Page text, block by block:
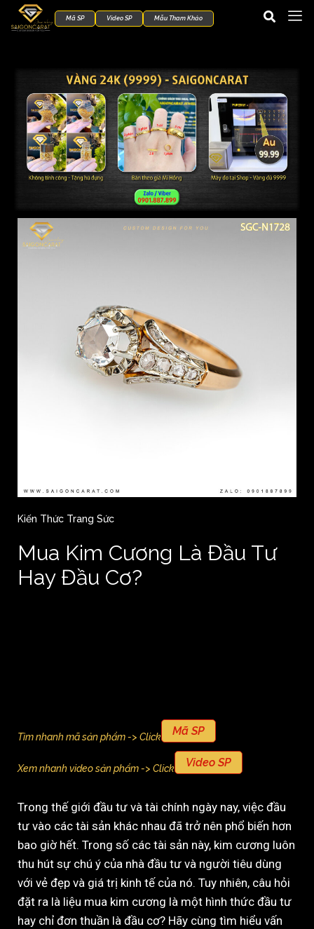
Mã SP Video SP Mẫu Tham Khảo
Kiến Thức Trang Sức
Mua Kim Cương Là Đầu Tư
Hay Đầu Cơ?
Tìm nhanh mã sản phẩm -> Click Mã SP
Xem nhanh video sản phẩm -> Click Video SP
Trong thế giới đầu tư và tài chính ngày nay, việc đầu
tư vào các tài sản khác nhau đã trở nên phổ biến hơn
bao giờ hết. Trong số các tài sản này, kim cương luôn
thu hút sự chú ý của nhà đầu tư và người tiêu dùng
với vẻ đẹp và giá trị kinh tế của nó. Tuy nhiên, câu hỏi
đặt ra là liệu mua kim cương là một hình thức đầu tư
hay chỉ đơn thuần là đầu cơ? Hãy cùng tìm hiểu vấn